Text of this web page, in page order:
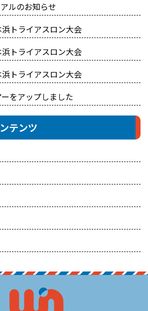
ルのお知らせ
トライアスロン大会
トライアスロン大会
トライアスロン大会
をアップしました
テンツ